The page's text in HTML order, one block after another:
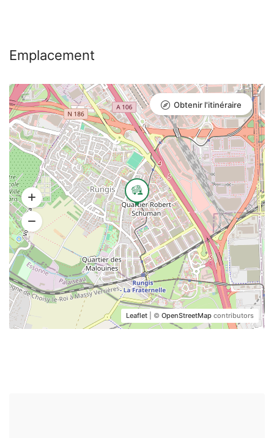
Emplacement
Leaflet | © OpenStreetMap contributors
Obtenir l'itinéraire